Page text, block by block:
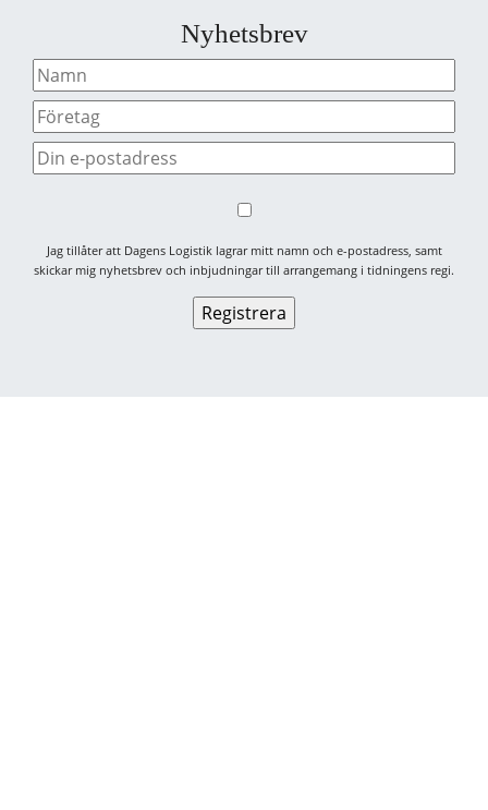
Nyhetsbrev
Jag tillåter att Dagens Logistik lagrar mitt namn och e-postadress, samt
skickar mig nyhetsbrev och inbjudningar till arrangemang i tidningens regi.